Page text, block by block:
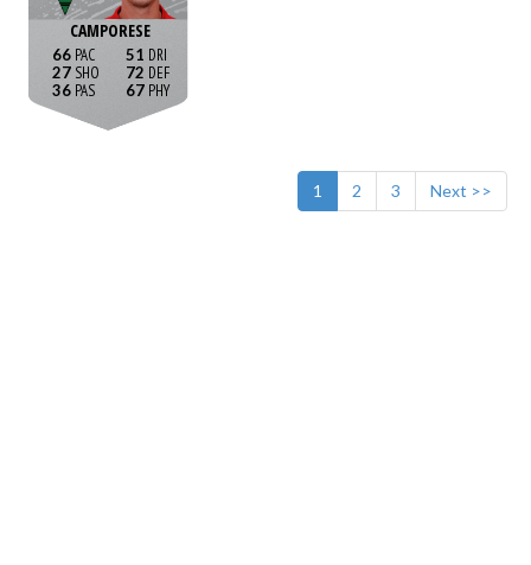
CAMPORESE
66
27
36
51
72
67
1 2 3 Next >>